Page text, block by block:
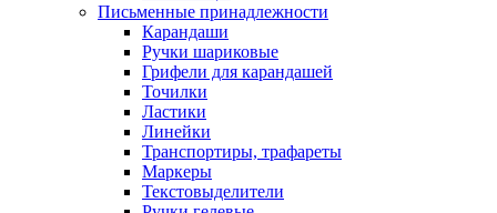
Письменные принадлежности
Карандаши
Ручки шариковые
Грифели для карандашей
Точилки
Ластики
Линейки
Транспортиры, трафареты
Маркеры
Текстовыделители